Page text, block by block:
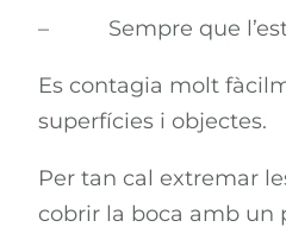
– Sempre que
Es contagia molt
superfícies i objectes.
Per tan cal extremar
cobrir la boca amb un